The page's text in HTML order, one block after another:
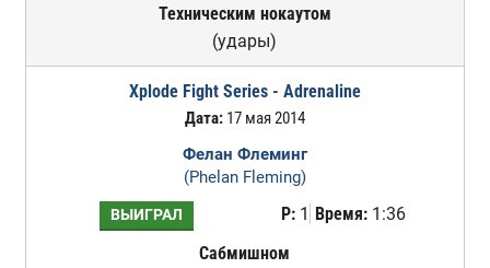
Техническим нокаутом
(удары)
Xplode Fight Series - Adrenaline
Дата:17 мая 2014
Фелан Флеминг
(Phelan Fleming)
ВЫИГРАЛ Р:1 Время:1:36
Сабмишном